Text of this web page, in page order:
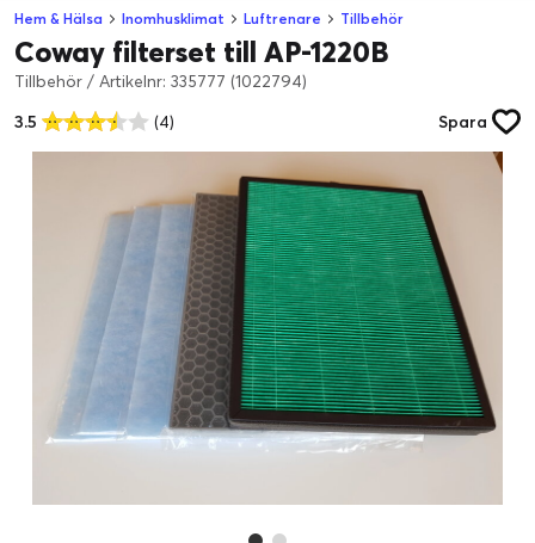
Hem & Hälsa Inomhusklimat Luftrenare Tillbehör
Coway filterset till AP-1220B
Tillbehör / Artikelnr: 335777 (1022794)
3.5
(4) Spara